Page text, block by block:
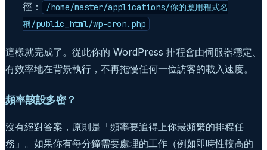
徑：
/home/master/applications/你的應用程式名
稱/public_html/wp-cron.php
這樣就完成了。從此你的 WordPress 排程會由伺服器穩定、
有效率地在背景執行，不再拖慢任何一位訪客的載入速度。
頻率該設多密？
沒有絕對答案，原則是「頻率要追得上你最頻繁的排程任
務」。如果你有每分鐘需要處理的工作（例如即時性較高的